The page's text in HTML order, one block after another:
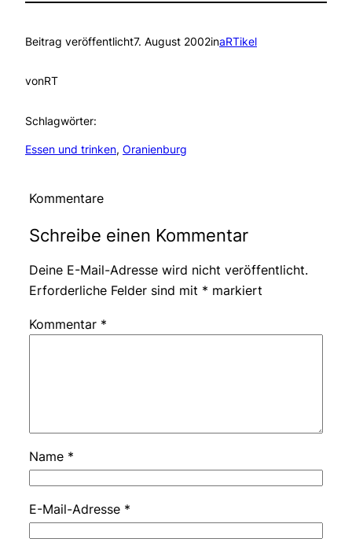
Beitrag veröffentlicht7. August 2002inaRTikel
vonRT
Schlagwörter:
Essen und trinken, Oranienburg
Kommentare
Schreibe einen Kommentar
Deine E-Mail-Adresse wird nicht veröffentlicht.
Erforderliche Felder sind mit * markiert
Kommentar *
Name *
E-Mail-Adresse *